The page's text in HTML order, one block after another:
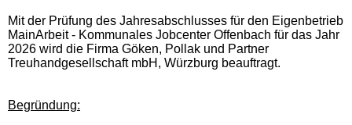
Mit der Prüfung des Jahresabschlusses für den Eigenbetrieb
MainArbeit - Kommunales Jobcenter Offenbach für das Jahr
2026 wird die Firma Göken, Pollak und Partner
Treuhandgesellschaft mbH, Würzburg beauftragt.
Begründung: